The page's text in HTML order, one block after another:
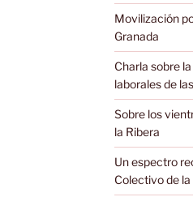
Movilización
Granada
Charla sobre
laborales de
Sobre los
la Ribera
Un espectro
Colectivo de la